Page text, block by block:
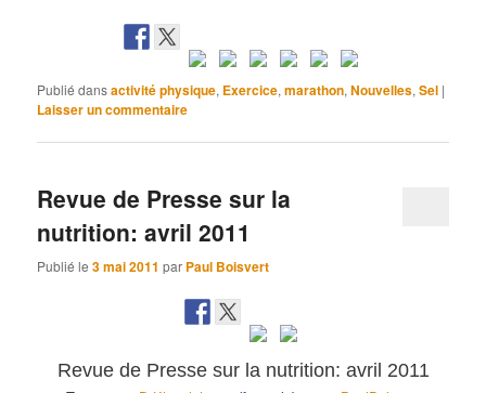
Publié dansactivité physique, Exercice,marathon,Nouvelles,Sel |
Laisser un commentaire
Revue de Presse sur la
nutrition: avril 2011
Publié le3 mai 2011 par Paul Boisvert
Revue de Presse sur la nutrition: avril 2011